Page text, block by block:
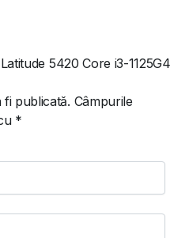
5420 Core i3-1125G4
fi publicată. Câmpurile
*